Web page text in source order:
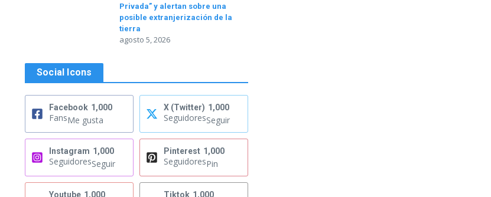
Privada” y alertan sobre una
posible extranjerización de la
tierra
agosto 5, 2026
Social Icons
Facebook 1,000
FansMe gusta
X (Twitter) 1,000
SeguidoresSeguir
Instagram 1,000
SeguidoresSeguir
Pinterest 1,000
SeguidoresPin
Youtube 1,000 Tiktok 1,000